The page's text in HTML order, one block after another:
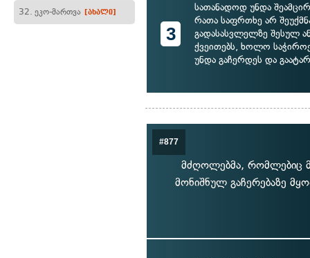
32. ეკო-მართვა [ახალი]
3
სათანადოდ უნდა
რათა საფრთხე არ
გადასასვლელზე შესულ
ქვეითებს, ხოლო
უნდა გაჩერდეს და
#877
მძღოლებმა, რომლებიც
მონიშნულ გაჩერებაზე